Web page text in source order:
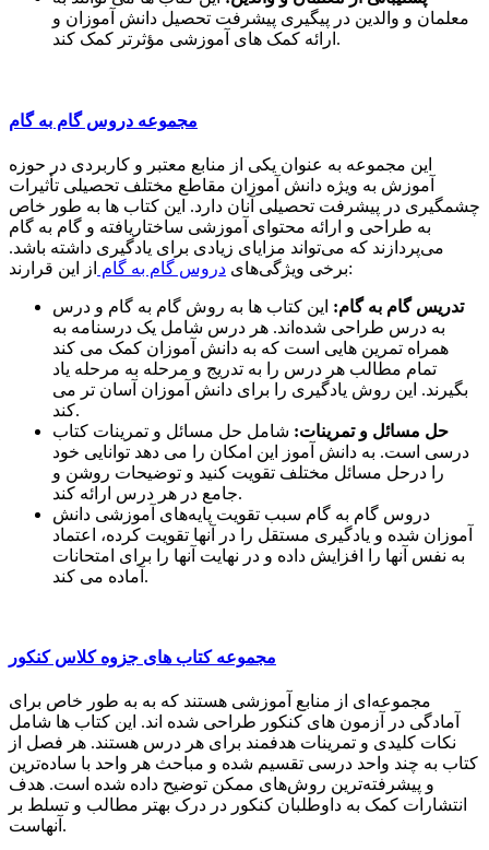
معلمان و والدین در پیگیری پیشرفت تحصیل دانش آموزان و
ارائه کمک های آموزشی مؤثرتر کمک کند.
مجموعه دروس گام به گام
این مجموعه به عنوان یکی از منابع معتبر و کاربردی در حوزه
آموزش به ویژه دانش آموزان مقاطع مختلف تحصیلی تأثیرات
چشمگیری در پیشرفت تحصیلی آنان دارد. این کتاب ها به طور خاص
به طراحی و ارائه محتوای آموزشی ساختاریافته و گام به گام
می‌پردازند که می‌تواند مزایای زیادی برای یادگیری داشته باشد.
برخی ویژگی‌های دروس گام به گام از این قرارند:
تدریس گام به گام: این کتاب ها به روش گام به گام و درس
به درس طراحی شده‌اند. هر درس شامل یک درسنامه به
همراه تمرین هایی است که به دانش آموزان کمک می کند
تمام مطالب هر درس را به تدریج و مرحله به مرحله یاد
بگیرند. این روش یادگیری را برای دانش آموزان آسان تر می
کند.
حل مسائل و تمرینات: شامل حل مسائل و تمرینات کتاب
درسی است. به دانش آموز این امکان را می دهد توانایی خود
را درحل مسائل مختلف تقویت کنید و توضیحات روشن و
جامع در هر درس ارائه کند.
دروس گام به گام سبب تقویت پایه‌های آموزشی دانش
آموزان شده و یادگیری مستقل را در آنها تقویت کرده، اعتماد
به نفس آنها را افزایش داده و در نهایت آنها را برای امتحانات
آماده می کند.
مجموعه کتاب های جزوه کلاس کنکور
مجموعه‌ای از منابع آموزشی هستند که به به طور خاص برای
آمادگی در آزمون های کنکور طراحی شده اند. این کتاب ها شامل
نکات کلیدی و تمرینات هدفمند برای هر درس هستند. هر فصل از
کتاب به چند واحد درسی تقسیم شده و مباحث هر واحد با ساده‌ترین
و پیشرفته‌ترین روش‌های ممکن توضیح داده شده است. هدف
انتشارات کمک به داوطلبان کنکور در درک بهتر مطالب و تسلط بر
آنهاست.